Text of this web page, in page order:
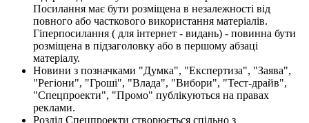
Посилання має бути розміщена в незалежності від
повного або часткового використання матеріалів.
Гіперпосилання ( для інтернет - видань) - повинна бути
розміщена в підзаголовку або в першому абзаці
матеріалу.
Новини з позначками "Думка", "Експертиза", "Заява",
"Регіони", "Гроші", "Влада", "Вибори", "Тест-драйв",
"Спецпроекти", "Промо" публікуються на правах
реклами.
Розділ Спецпроекти створюється спільно з